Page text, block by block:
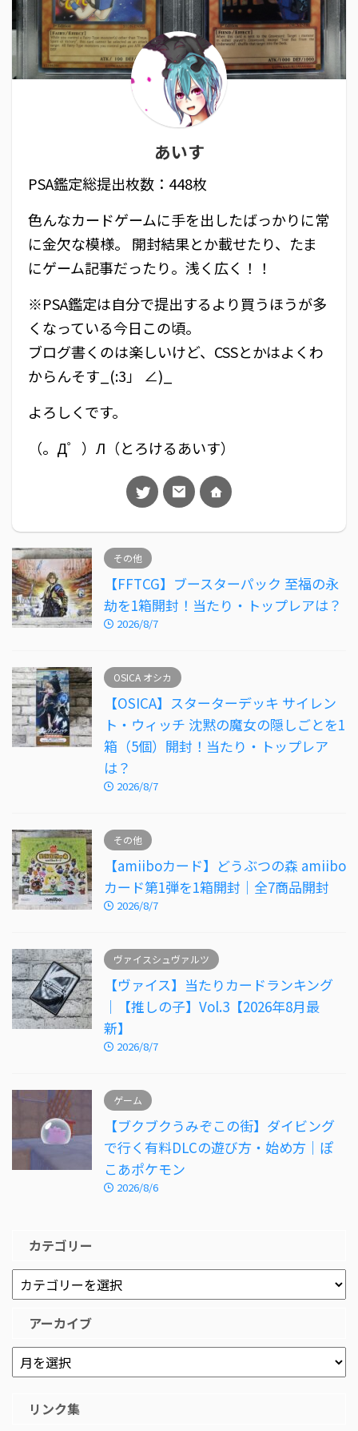
あいす
PSA鑑定総提出枚数：448枚
色んなカードゲームに手を出したばっかりに常
に金欠な模様。 開封結果とか載せたり、たま
にゲーム記事だったり。浅く広く！！
※PSA鑑定は自分で提出するより買うほうが多
くなっている今日この頃。
ブログ書くのは楽しいけど、CSSとかはよくわ
からんそす_(:3」 ∠)_
よろしくです。
（。Д゜）Л（とろけるあいす）
その他
【FFTCG】ブースターパック 至福の永
劫を1箱開封！当たり・トップレアは？
2026/8/7
OSICA オシカ
【OSICA】スターターデッキ サイレン
ト・ウィッチ 沈黙の魔女の隠しごとを1
箱（5個）開封！当たり・トップレア
は？
2026/8/7
その他
【amiiboカード】どうぶつの森 amiibo
カード第1弾を1箱開封｜全7商品開封
2026/8/7
ヴァイスシュヴァルツ
【ヴァイス】当たりカードランキング
｜【推しの子】Vol.3【2026年8月最
新】
2026/8/7
ゲーム
【ブクブクうみぞこの街】ダイビング
で行く有料DLCの遊び方・始め方｜ぽ
こあポケモン
2026/8/6
カテゴリー
アーカイブ
リンク集